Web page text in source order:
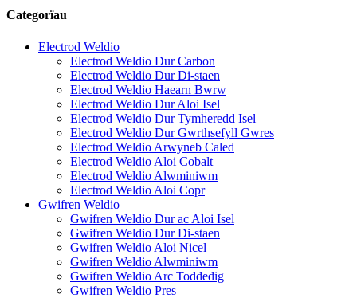
Categorïau
Electrod Weldio
Electrod Weldio Dur Carbon
Electrod Weldio Dur Di-staen
Electrod Weldio Haearn Bwrw
Electrod Weldio Dur Aloi Isel
Electrod Weldio Dur Tymheredd Isel
Electrod Weldio Dur Gwrthsefyll Gwres
Electrod Weldio Arwyneb Caled
Electrod Weldio Aloi Cobalt
Electrod Weldio Alwminiwm
Electrod Weldio Aloi Copr
Gwifren Weldio
Gwifren Weldio Dur ac Aloi Isel
Gwifren Weldio Dur Di-staen
Gwifren Weldio Aloi Nicel
Gwifren Weldio Alwminiwm
Gwifren Weldio Arc Toddedig
Gwifren Weldio Pres